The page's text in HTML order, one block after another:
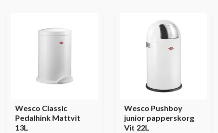
Wesco Classic
Pedalhink Mattvit
13L
Wesco Pushboy
junior papperskorg
Vit 22L